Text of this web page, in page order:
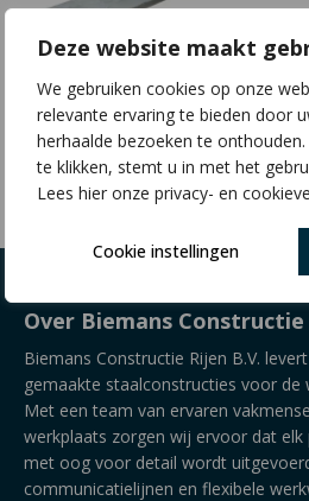
Deze website maakt
We gebruiken cookies op onze
relevante ervaring te bieden door
herhaalde bezoeken te
te klikken, stemt u in met het
Lees hier onze privacy- en
Cookie instellingen
F03 | S60x10 |
L400x100
€8,48
Over Biemans Constructie
Biemans Constructie Rijen B.V.
gemaakte staalconstructies voor de
Met een team van ervaren
werkplaats zorgen wij ervoor dat
met oog voor detail wordt
communicatielijnen en flexibele